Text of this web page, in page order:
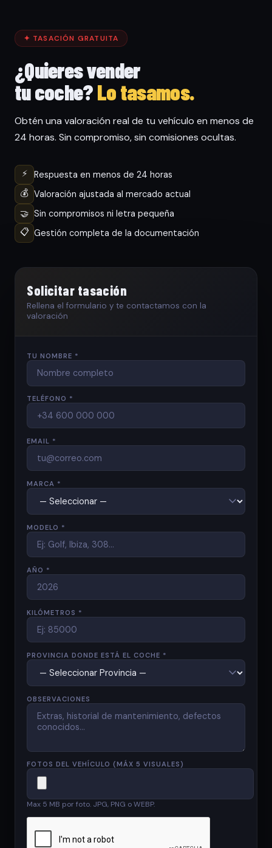
✦ TASACIÓN GRATUITA
¿Quieres vender
tu coche?Lo tasamos.
Obtén una valoración real de tu vehículo en menos de
24 horas. Sin compromiso, sin comisiones ocultas.
⚡
Respuesta en menos de 24 horas
💰 Valoración ajustada al mercado actual
🤝 Sin compromisos ni letra pequeña
📋 Gestión completa de la documentación
Solicitar tasación
Rellena el formulario y te contactamos con la
valoración
TU NOMBRE *
TELÉFONO *
EMAIL *
MARCA *
MODELO *
AÑO *
KILÓMETROS *
PROVINCIA DONDE ESTÁ EL COCHE *
OBSERVACIONES
FOTOS DEL VEHÍCULO (MÁX 5 VISUALES)
Max 5 MB por foto. JPG, PNG o WEBP.